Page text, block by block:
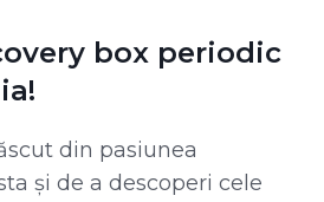
box periodic
din pasiunea
și de a descoperi cele